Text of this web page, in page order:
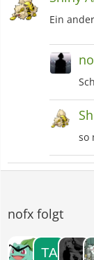
Ein
so
nofx folgt